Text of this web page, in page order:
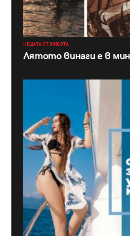
НЕЩАТА ОТ ЖИВОТА
Лятото винаги е в